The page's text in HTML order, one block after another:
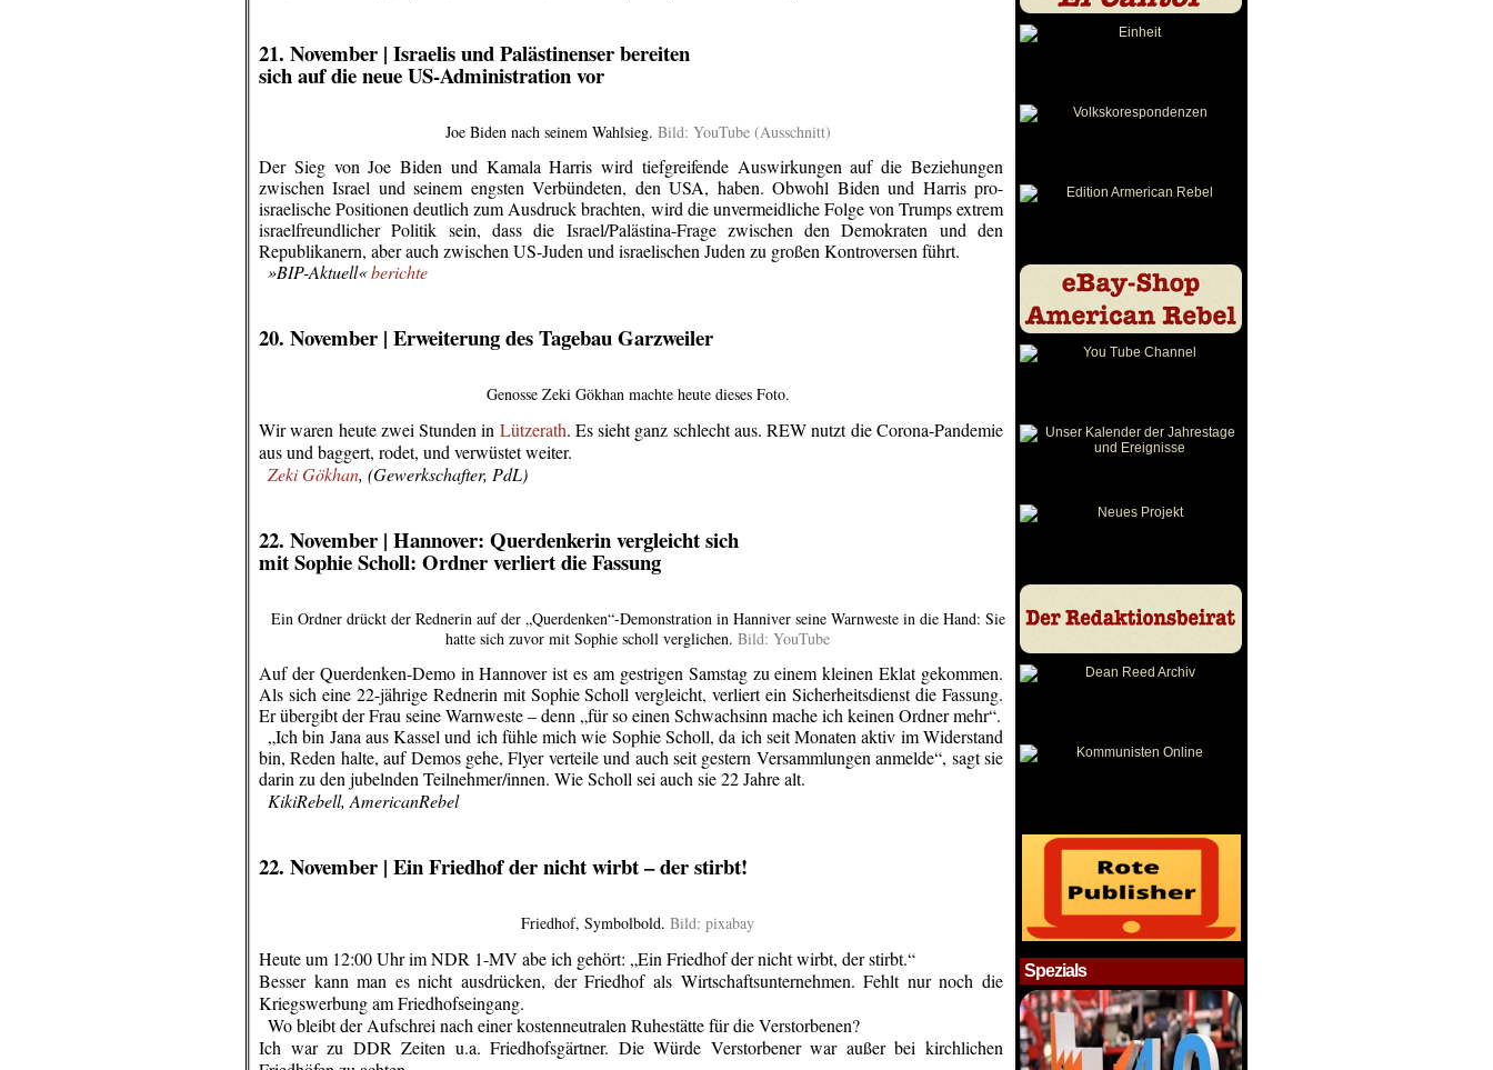
21. November | Israelis und Palästinenser bereiten
sich auf die neue US-Administration vor
Joe Biden nach seinem Wahlsieg. Bild: YouTube (Ausschnitt)
Der Sieg von Joe Biden und Kamala Harris wird tiefgreifende Auswirkungen auf die Beziehungen
zwischen Israel und seinem engsten Verbündeten, den USA, haben. Obwohl Biden und Harris pro-
israelische Positionen deutlich zum Ausdruck brachten, wird die unvermeidliche Folge von Trumps extrem
israelfreundlicher Politik sein, dass die Israel/Palästina-Frage zwischen den Demokraten und den
Republikanern, aber auch zwischen US-Juden und israelischen Juden zu großen Kontroversen führt.
»BIP-Aktuell«berichte
20. November | Erweiterung des Tagebau Garzweiler
Genosse Zeki Gökhan machte heute dieses Foto.
Wir waren heute zwei Stunden in Lützerath. Es sieht ganz schlecht aus. REW nutzt die Corona-Pandemie
aus und baggert, rodet, und verwüstet weiter.
Zeki Gökhan, (Gewerkschafter, PdL)
22. November | Hannover: Querdenkerin vergleicht sich
mit Sophie Scholl: Ordner verliert die Fassung
Ein Ordner drückt der Rednerin auf der „Querdenken“-Demonstration in Hanniver seine Warnweste in die Hand: Sie
hatte sich zuvor mit Sophie scholl verglichen. Bild: YouTube
Auf der Querdenken-Demo in Hannover ist es am gestrigen Samstag zu einem kleinen Eklat gekommen.
Als sich eine 22-jährige Rednerin mit Sophie Scholl vergleicht, verliert ein Sicherheitsdienst die Fassung.
Er übergibt der Frau seine Warnweste – denn „für so einen Schwachsinn mache ich keinen Ordner mehr“.
„Ich bin Jana aus Kassel und ich fühle mich wie Sophie Scholl, da ich seit Monaten aktiv im Widerstand
bin, Reden halte, auf Demos gehe, Flyer verteile und auch seit gestern Versammlungen anmelde“, sagt sie
darin zu den jubelnden Teilnehmer/innen. Wie Scholl sei auch sie 22 Jahre alt.
KikiRebell, AmericanRebel
22. November | Ein Friedhof der nicht wirbt – der stirbt!
Friedhof, Symbolbold. Bild: pixabay
Heute um 12:00 Uhr im NDR 1-MV abe ich gehört: „Ein Friedhof der nicht wirbt, der stirbt.“
Besser kann man es nicht ausdrücken, der Friedhof als Wirtschaftsunternehmen.Fehlt nur noch die
Kriegswerbung am Friedhofseingang.
Wo bleibt der Aufschrei nach einer kostenneutralen Ruhestätte für die Verstorbenen?
Ich war zu DDR Zeiten u.a. Friedhofsgärtner. Die Würde Verstorbener war außer bei kirchlichen
Spezials